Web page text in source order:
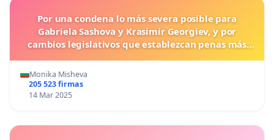
Por una condena lo más severa posible para
Gabriela Sashova y Krasimir Georgiev, y por
cambios legislativos que establezcan penas más
Monika Misheva
205 523 firmas
14 Mar 2025